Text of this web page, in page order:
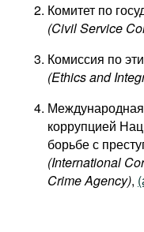
Комитет по
(Civil Service
Комиссия по
(Ethics and
коррупцией
борьбе с
(International
Crime Agency),